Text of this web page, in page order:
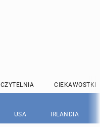
CZYTELNIA CIEKAWOSTKI
USA IRLANDIA